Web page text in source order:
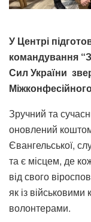
У Центрі
командування
Сил України
Зручний та
оновлений
Євангельської,
та є місцем, де
від свого
як із
волонтерами.